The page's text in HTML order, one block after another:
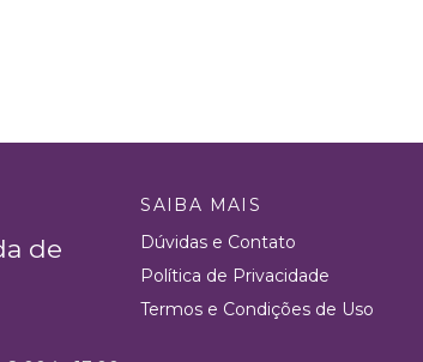
de
SAIBA MAIS
Dúvidas e Contato
Política de Privacidade
Termos e Condições de Uso